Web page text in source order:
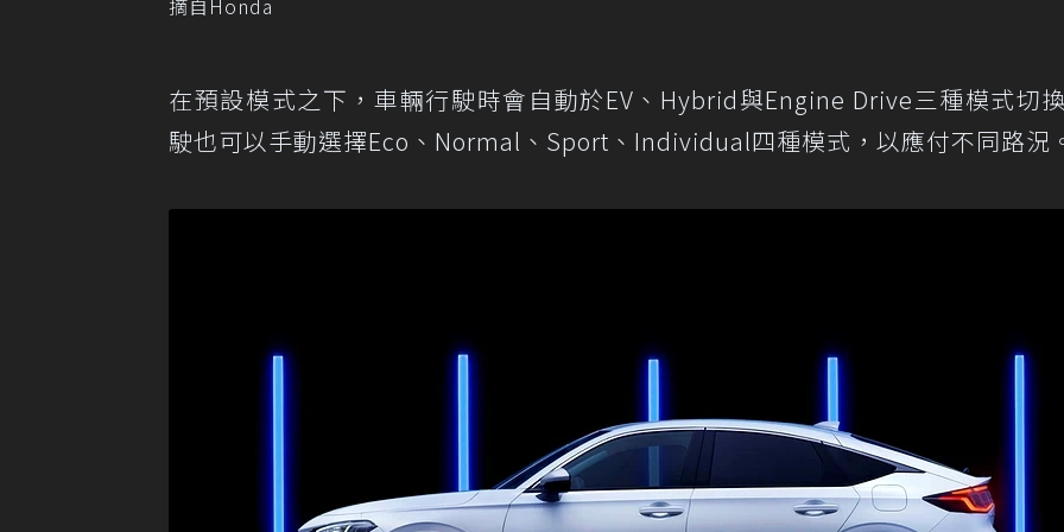
在預設模式之下，車輛行駛時會自動於EV、Hybrid與Engine Drive三種模式切
駛也可以手動選擇Eco、Normal、Sport、Individual四種模式，以應付不同路況